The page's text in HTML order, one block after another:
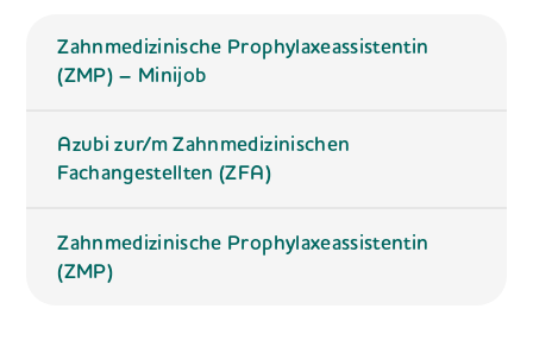
Zahnmedizinische Prophylaxeassistentin
(ZMP) – Minijob
Azubi zur/m Zahnmedizinischen
Fachangestellten (ZFA)
Zahnmedizinische Prophylaxeassistentin
(ZMP)